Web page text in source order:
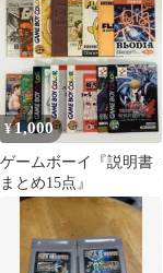
¥1,000
ゲームボーイ『説明書
まとめ15点』